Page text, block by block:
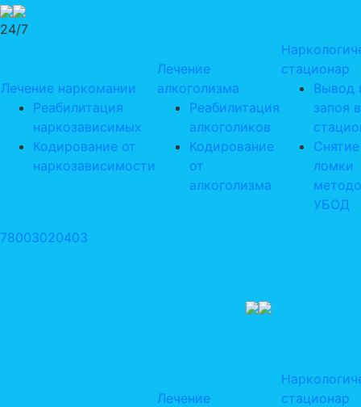
24/7
Лечение наркомании
Реабилитация
наркозависимых
Кодирование от
наркозависимости
Лечение
алкоголизма
Реабилитация
алкоголиков
Кодирование
от
алкоголизма
стационар
Вывод
запоя в
Снятие
ломки
УБОД
78003020403
Лечение
стационар